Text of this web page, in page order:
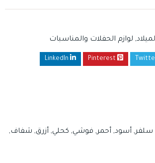
, لوازم الحفلات والمناسبات
Pinterest
LinkedIn
سلفر, أسود, أحمر, فوشي, كحلي, أزرق, شفاف,